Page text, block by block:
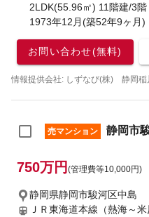
2LDK(55.96㎡) 11階建/3階
1973年12月(築52年9ヶ月)
お問い合わせ(無料)
情報提供会社: しずなび(株) 静岡稲
売マンション 静岡市
750万円 (管理費等10,000円)
静岡県静岡市駿河区中島
ＪＲ東海道本線（熱海～